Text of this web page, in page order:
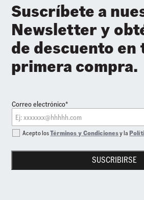
Suscríbete a
Newsletter y
de descuento en
primera compra.
Correo electrónico*
SUSCRIBIRSE
Acepto losTérminos y Condicionesy la